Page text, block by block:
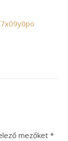
mezőket *